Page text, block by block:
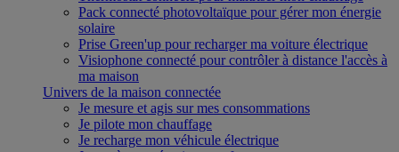
Pack connecté photovoltaïque pour gérer mon énergie
solaire
Prise Green'up pour recharger ma voiture électrique
Visiophone connecté pour contrôler à distance l'accès à
ma maison
Univers de la maison connectée
Je mesure et agis sur mes consommations
Je pilote mon chauffage
Je recharge mon véhicule électrique